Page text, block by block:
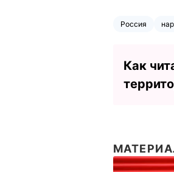
Россия
Как